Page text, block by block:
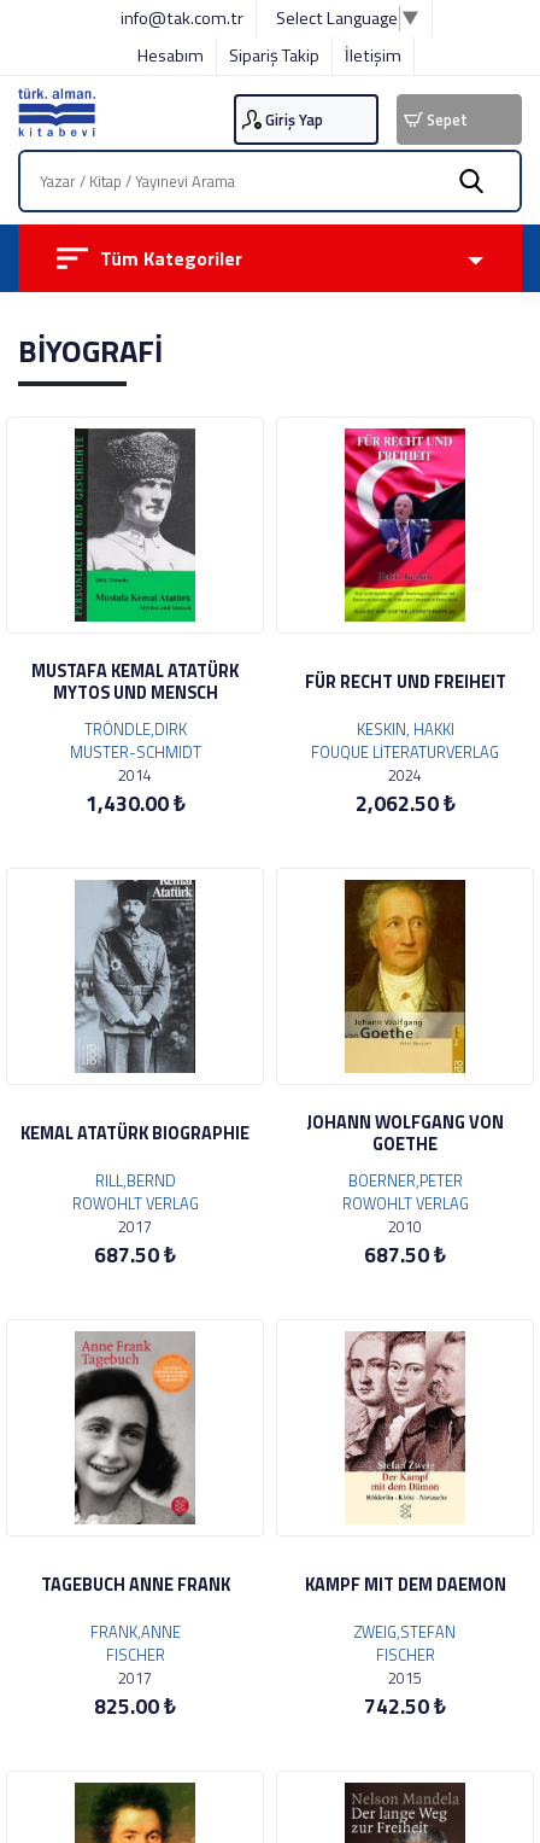
info@tak.com.tr Select Language ▼
Hesabım
Sipariş Takip İletişim
Giriş Yap Sepet
Tüm Kategoriler
BİYOGRAFİ
MUSTAFA KEMAL ATATÜRK
MYTOS UND MENSCH
TRÖNDLE,DIRK
MUSTER-SCHMIDT
2014
1,430.00 ₺
FÜR RECHT UND FREIHEIT
KESKIN, HAKKI
FOUQUE LİTERATURVERLAG
2024
2,062.50 ₺
KEMAL ATATÜRK BIOGRAPHIE
RILL,BERND
ROWOHLT VERLAG
2017
687.50 ₺
JOHANN WOLFGANG VON
GOETHE
BOERNER,PETER
ROWOHLT VERLAG
2010
687.50 ₺
TAGEBUCH ANNE FRANK
FRANK,ANNE
FISCHER
2017
825.00 ₺
KAMPF MIT DEM DAEMON
ZWEIG,STEFAN
FISCHER
2015
742.50 ₺